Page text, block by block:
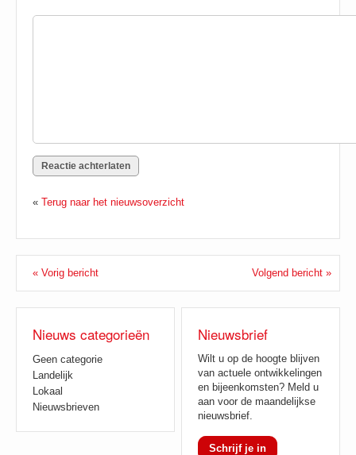
« Terug naar het nieuwsoverzicht
« Vorig bericht Volgend bericht »
Nieuws categorieën
Geen categorie
Landelijk
Lokaal
Nieuwsbrieven
Nieuwsbrief
Wilt u op de hoogte blijven
van actuele ontwikkelingen
en bijeenkomsten? Meld u
aan voor de maandelijkse
nieuwsbrief.
Schrijf je in